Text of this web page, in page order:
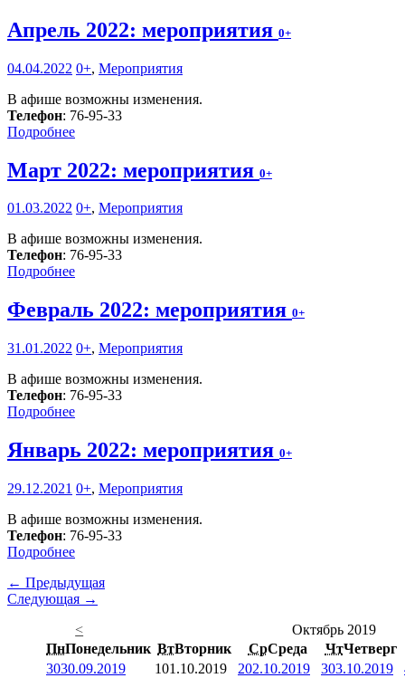
Апрель 2022: мероприятия 0+
04.04.2022 0+, Мероприятия
В афише возможны изменения.
Телефон: 76-95-33
Подробнее
Март 2022: мероприятия 0+
01.03.2022 0+, Мероприятия
В афише возможны изменения.
Телефон: 76-95-33
Подробнее
Февраль 2022: мероприятия 0+
31.01.2022 0+, Мероприятия
В афише возможны изменения.
Телефон: 76-95-33
Подробнее
Январь 2022: мероприятия 0+
29.12.2021 0+, Мероприятия
В афише возможны изменения.
Телефон: 76-95-33
Подробнее
← Предыдущая
Следующая →
<
Октябрь 2019
ПнПонедельник ВтВторник СрСреда ЧтЧетверг
3030.09.2019 101.10.2019 202.10.2019 303.10.2019